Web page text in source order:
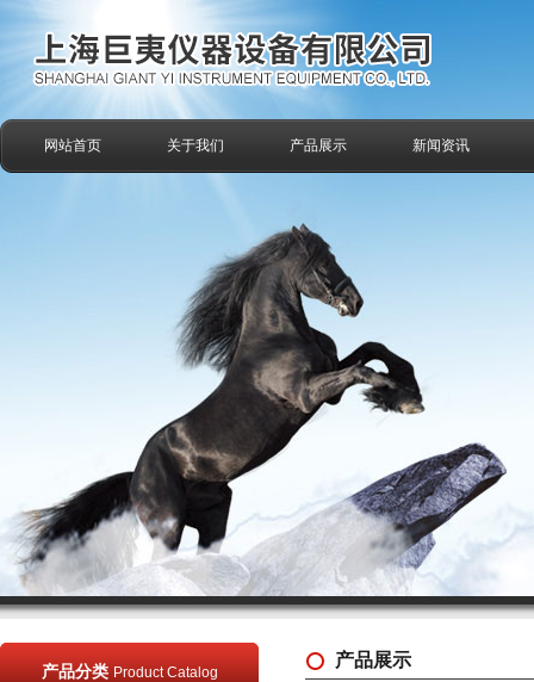
网站首页 关于我们 产品展示 新闻资讯
产品分类 Product Catalog
产品展示